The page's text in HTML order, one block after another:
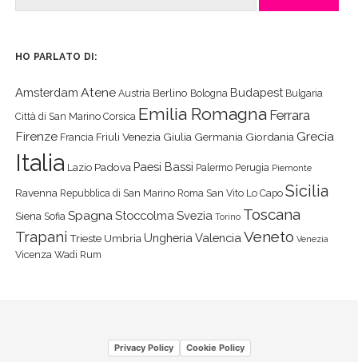
HO PARLATO DI:
Amsterdam Atene Austria Berlino Bologna Budapest Bulgaria
Città di San Marino Corsica Emilia Romagna Ferrara
Firenze Francia Friuli Venezia Giulia Germania Giordania Grecia
Italia Lazio Padova Paesi Bassi Palermo Perugia Piemonte
Ravenna Repubblica di San Marino Roma San Vito Lo Capo Sicilia
Siena Sofia Spagna Stoccolma Svezia Torino Toscana
Trapani Trieste Umbria Ungheria Valencia Veneto Venezia
Vicenza Wadi Rum
Privacy Policy Cookie Policy